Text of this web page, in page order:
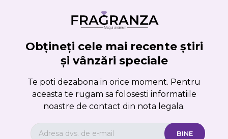
Obțineți cele mai recente știri
și vânzări speciale
Te poti dezabona in orice moment. Pentru
aceasta te rugam sa folosesti informatiile
noastre de contact din nota legala.